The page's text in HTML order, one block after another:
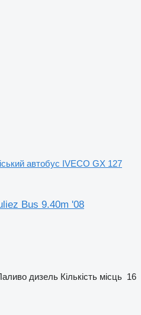
автобус IVECO GX 127
Bus 9.40m '08
дизель Кількість місць 16